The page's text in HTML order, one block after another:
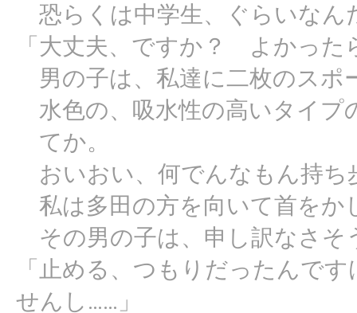
恐らくは中学生、ぐらいなん
「大丈夫、ですか？ よかった
男の子は、私達に二枚のスポ
水色の、吸水性の高いタイプ
てか。
おいおい、何でんなもん持ち
私は多田の方を向いて首をか
その男の子は、申し訳なさそ
「止める、つもりだったんで
せんし……」